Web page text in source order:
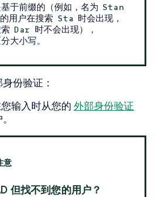
于前缀的（例如，名为 Stan
的用户在搜索 Sta 时会出现，
Dar 时不会出现），
大小写。
份验证：
输入时从您的 外部身份验证
但找不到您的用户？